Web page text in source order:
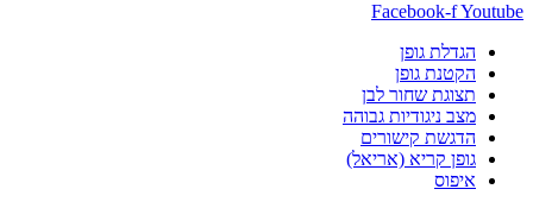
Facebook-fYoutube
הגדלת גופן
הקטנת גופן
תצוגת שחור לבן
מצב ניגודיות גבוהה
הדגשת קישורים
גופן קריא (אריאל)
איפוס